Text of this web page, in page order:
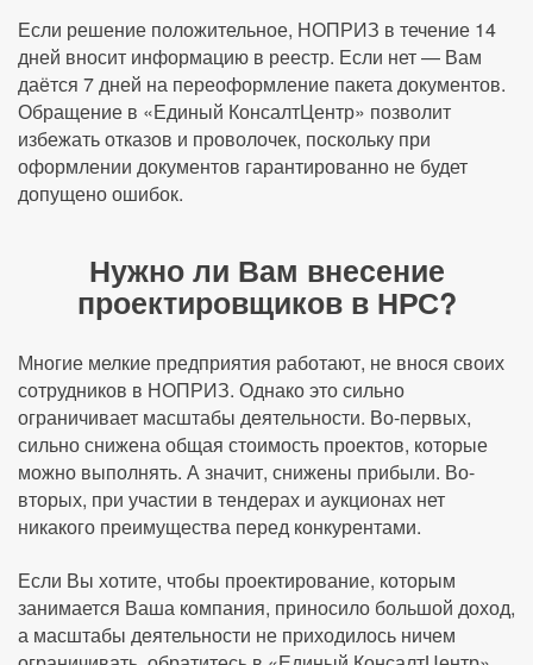
Если решение положительное, НОПРИЗ в течение 14
дней вносит информацию в реестр. Если нет — Вам
даётся 7 дней на переоформление пакета документов.
Обращение в «Единый КонсалтЦентр» позволит
избежать отказов и проволочек, поскольку при
оформлении документов гарантированно не будет
допущено ошибок.
Нужно ли Вам внесение
проектировщиков в НРС?
Многие мелкие предприятия работают, не внося своих
сотрудников в НОПРИЗ. Однако это сильно
ограничивает масштабы деятельности. Во-первых,
сильно снижена общая стоимость проектов, которые
можно выполнять. А значит, снижены прибыли. Во-
вторых, при участии в тендерах и аукционах нет
никакого преимущества перед конкурентами.
Если Вы хотите, чтобы проектирование, которым
занимается Ваша компания, приносило большой доход,
а масштабы деятельности не приходилось ничем